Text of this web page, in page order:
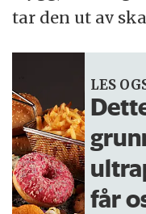
tar den ut av
LES
får